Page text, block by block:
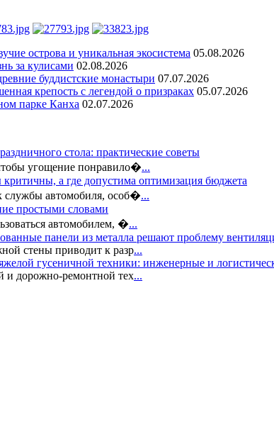
острова и уникальная экосистема 05.08.2026
за кулисами 02.08.2026
буддистские монастыри 07.07.2026
крепость с легендой о призраках 05.07.2026
парке Канха 02.07.2026
стола: практические советы
угощение понравило�...
а где допустима оптимизация бюджета
службы автомобиля, особ�...
простыми словами
автомобилем, �...
панели из металла решают проблему
стены приводит к разр...
гусеничной техники: инженерные и
и дорожно-ремонтной тех...